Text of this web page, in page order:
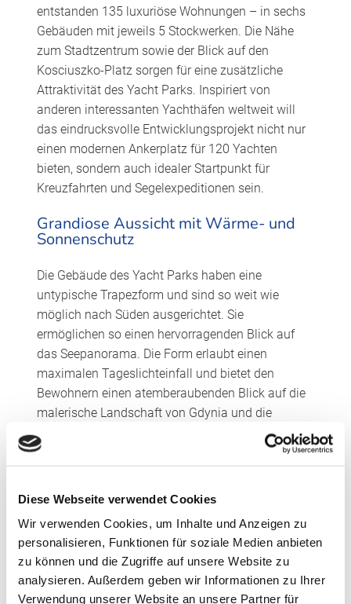
Diese Webseite verwendet Cookies
Wir verwenden Cookies, um Inhalte und Anzeigen zu
personalisieren, Funktionen für soziale Medien anbieten
zu können und die Zugriffe auf unsere Website zu
analysieren. Außerdem geben wir Informationen zu Ihrer
Verwendung unserer Website an unsere Partner für
entstanden 135 luxuriöse Wohnungen – in sechs
Gebäuden mit jeweils 5 Stockwerken. Die Nähe
zum Stadtzentrum sowie der Blick auf den
Kosciuszko-Platz sorgen für eine zusätzliche
Attraktivität des Yacht Parks. Inspiriert von
anderen interessanten Yachthäfen weltweit will
das eindrucksvolle Entwicklungsprojekt nicht nur
einen modernen Ankerplatz für 120 Yachten
bieten, sondern auch idealer Startpunkt für
Kreuzfahrten und Segelexpeditionen sein.
Grandiose Aussicht mit Wärme- und
Sonnenschutz
Die Gebäude des Yacht Parks haben eine
untypische Trapezform und sind so weit wie
möglich nach Süden ausgerichtet. Sie
ermöglichen so einen hervorragenden Blick auf
das Seepanorama. Die Form erlaubt einen
maximalen Tageslichteinfall und bietet den
Bewohnern einen atemberaubenden Blick auf die
malerische Landschaft von Gdynia und die
Danziger Bucht. Die großen Panoramafenster
sollen den Bewohnern den Eindruck vermitteln,
Group vergab das Projekt unter der Marke PHN
Development an das polnische Architekturbüro
Arch-Deco sowie an das Bauunternehmen Elkam
Dobre Miasto. Dort entschied man sich für die